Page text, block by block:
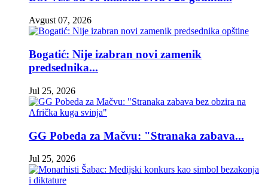
Avgust 07, 2026
Bogatić: Nije izabran novi zamenik
predsednika...
Jul 25, 2026
GG Pobeda za Mačvu: "Stranaka zabava...
Jul 25, 2026